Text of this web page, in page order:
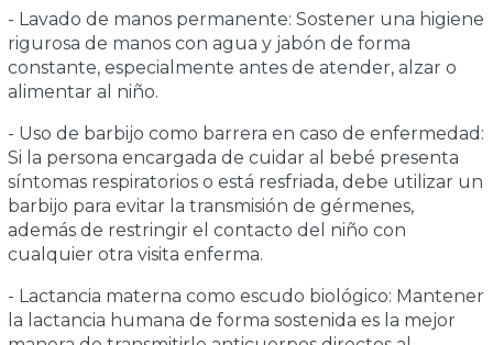
- Lavado de manos permanente: Sostener una higiene
rigurosa de manos con agua y jabón de forma
constante, especialmente antes de atender, alzar o
alimentar al niño.
- Uso de barbijo como barrera en caso de enfermedad:
Si la persona encargada de cuidar al bebé presenta
síntomas respiratorios o está resfriada, debe utilizar un
barbijo para evitar la transmisión de gérmenes,
además de restringir el contacto del niño con
cualquier otra visita enferma.
- Lactancia materna como escudo biológico: Mantener
la lactancia humana de forma sostenida es la mejor